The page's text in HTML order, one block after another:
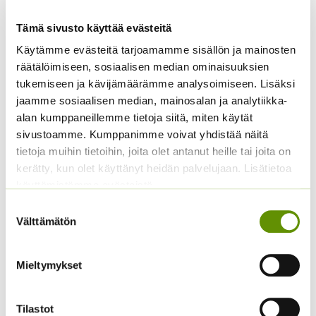
Tämä sivusto käyttää evästeitä
Käytämme evästeitä tarjoamamme sisällön ja mainosten
räätälöimiseen, sosiaalisen median ominaisuuksien
tukemiseen ja kävijämäärämme analysoimiseen. Lisäksi
jaamme sosiaalisen median, mainosalan ja analytiikka-
alan kumppaneillemme tietoja siitä, miten käytät
sivustoamme. Kumppanimme voivat yhdistää näitä
tietoja muihin tietoihin, joita olet antanut heille tai joita on
kerätty, kun olet käyttänyt heidän palvelujaan. Lisätietoa
valinta
Välttämätön
Mieltymykset
Tilastot
Maustemeirami
arvonlisäveron
Ryytisalvia
2,60